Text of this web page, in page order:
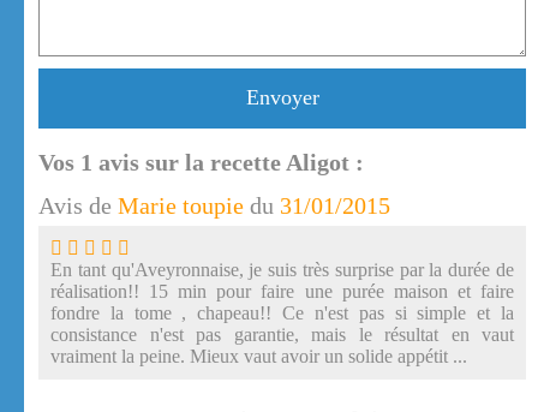
Envoyer
Vos 1 avis sur la recette Aligot :
Avis de Marie toupie du 31/01/2015
En tant qu'Aveyronnaise, je suis très surprise par la durée de
réalisation!! 15 min pour faire une purée maison et faire
fondre la tome , chapeau!! Ce n'est pas si simple et la
consistance n'est pas garantie, mais le résultat en vaut
vraiment la peine. Mieux vaut avoir un solide appétit ...